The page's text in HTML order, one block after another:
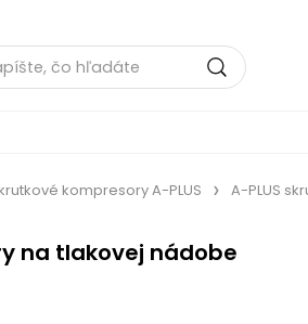
kompresory A-PLUS A-PLUS
na tlakovej nádobe